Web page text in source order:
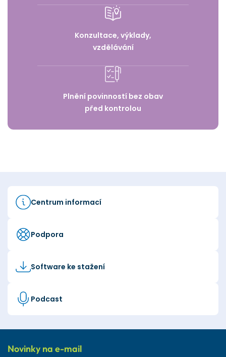
Konzultace, výklady,
vzdělávání
Plnění povinností bez obav
před kontrolou
Centrum informací
Podpora
Software ke stažení
Podcast
Novinky na e-mail